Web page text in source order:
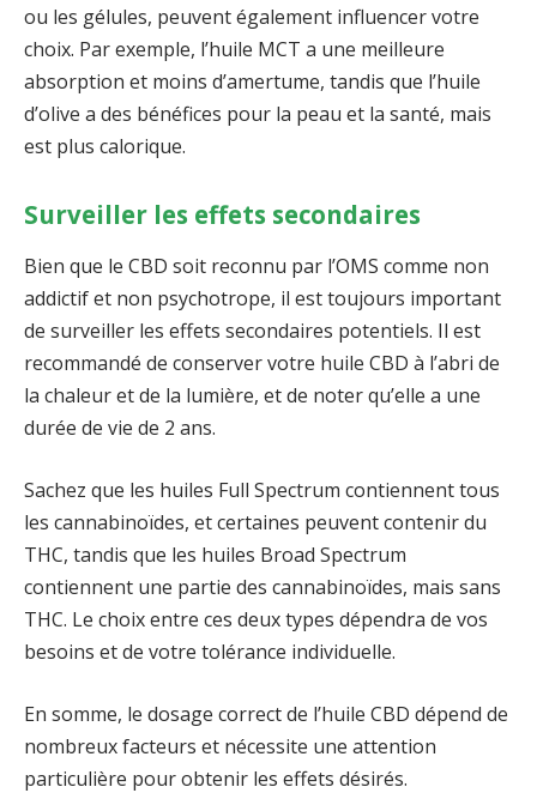
ou les gélules, peuvent également influencer votre
choix. Par exemple, l’huile MCT a une meilleure
absorption et moins d’amertume, tandis que l’huile
d’olive a des bénéfices pour la peau et la santé, mais
est plus calorique.
Surveiller les effets secondaires
Bien que le CBD soit reconnu par l’OMS comme non
addictif et non psychotrope, il est toujours important
de surveiller les effets secondaires potentiels. Il est
recommandé de conserver votre huile CBD à l’abri de
la chaleur et de la lumière, et de noter qu’elle a une
durée de vie de 2 ans.
Sachez que les huiles Full Spectrum contiennent tous
les cannabinoïdes, et certaines peuvent contenir du
THC, tandis que les huiles Broad Spectrum
contiennent une partie des cannabinoïdes, mais sans
THC. Le choix entre ces deux types dépendra de vos
besoins et de votre tolérance individuelle.
En somme, le dosage correct de l’huile CBD dépend de
nombreux facteurs et nécessite une attention
particulière pour obtenir les effets désirés.